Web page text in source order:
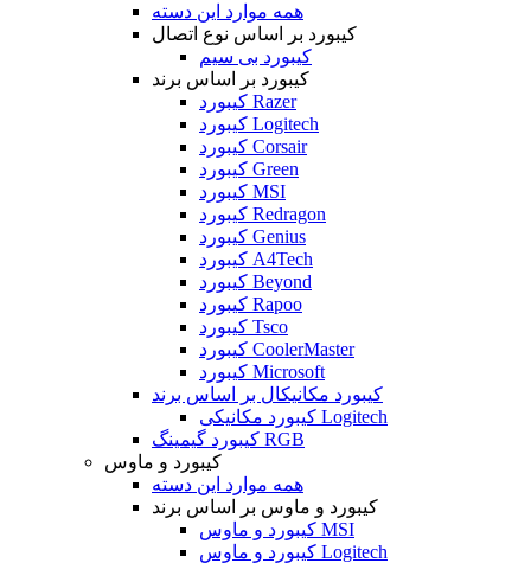
همه موارد این دسته
کیبورد بر اساس نوع اتصال
کیبورد بی سیم
کیبورد بر اساس برند
کیبورد Razer
کیبورد Logitech
کیبورد Corsair
کیبورد Green
کیبورد MSI
کیبورد Redragon
کیبورد Genius
کیبورد A4Tech
کیبورد Beyond
کیبورد Rapoo
کیبورد Tsco
کیبورد CoolerMaster
کیبورد Microsoft
کیبورد مکانیکال بر اساس برند
کیبورد مکانیکی Logitech
کیبورد گیمینگ RGB
کیبورد و ماوس
همه موارد این دسته
کیبورد و ماوس بر اساس برند
کیبورد و ماوس MSI
کیبورد و ماوس Logitech